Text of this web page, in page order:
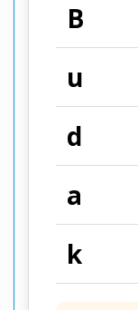
B
u
d
a
k